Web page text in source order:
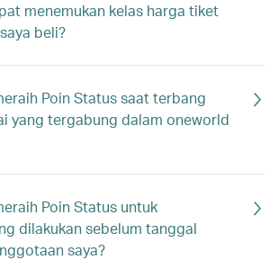
menemukan kelas harga tiket
beli?
Poin Status saat terbang
yang tergabung dalam oneworld
Poin Status untuk
dilakukan sebelum tanggal
saya?